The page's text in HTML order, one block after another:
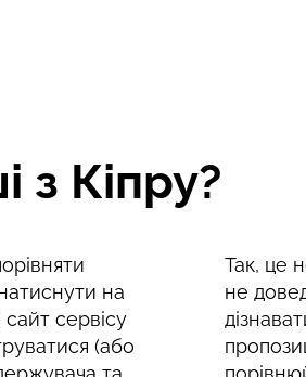
з Кіпру?
на
сервісу
(або
Так, це
не